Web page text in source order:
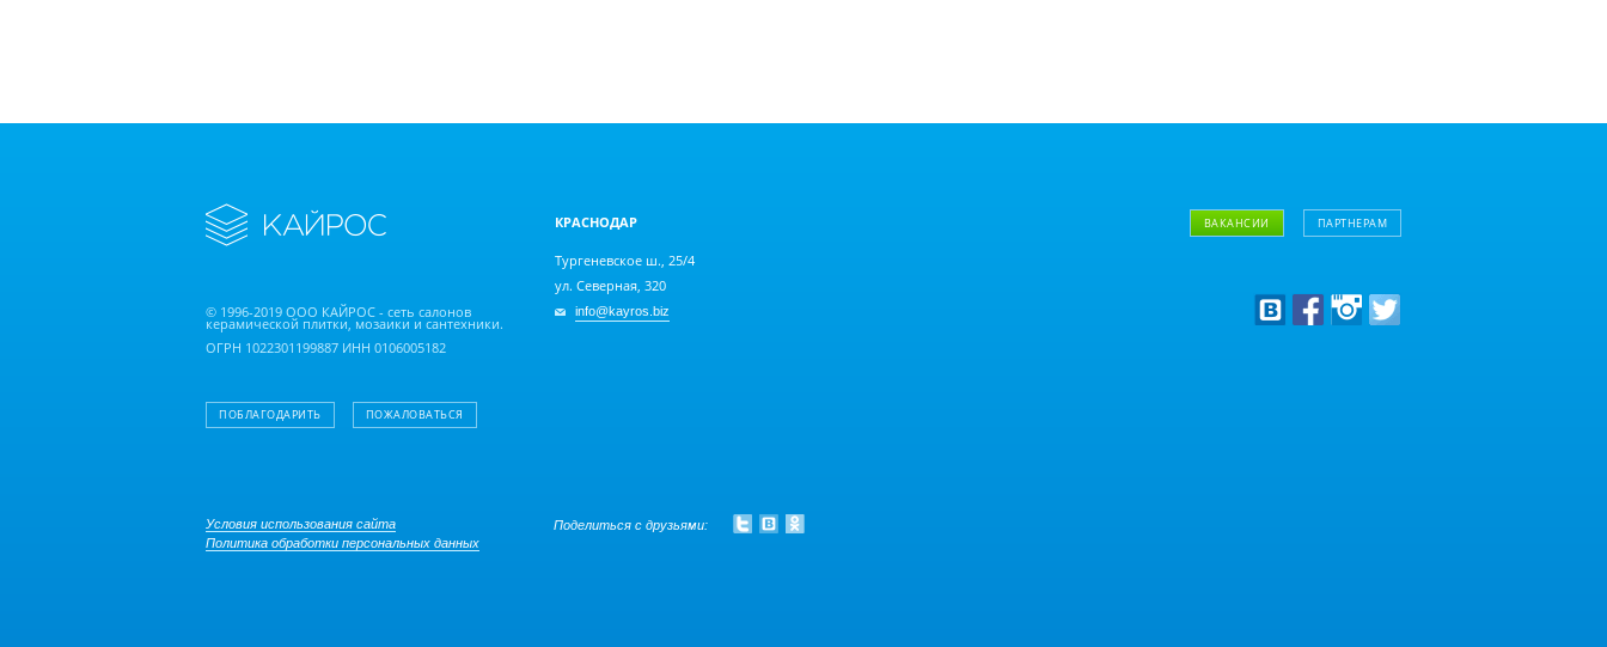
© 1996-2019 ООО КАЙРОС - сеть салонов
керамической плитки, мозаики и сантехники.
ОГРН 1022301199887 ИНН 0106005182
ПОБЛАГОДАРИТЬ ПОЖАЛОВАТЬСЯ
КРАСНОДАР
Тургеневское ш., 25/4
ул. Северная, 320
info@kayros.biz
ВАКАНСИИ ПАРТНЕРАМ
Оптовым клиентам
Условия использования сайта
Политика обработки персональных данных
Поделиться с друзьями: